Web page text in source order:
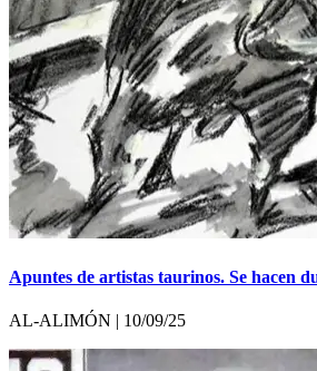
Apuntes de artistas taurinos. Se hacen
AL-ALIMÓN | 10/09/25